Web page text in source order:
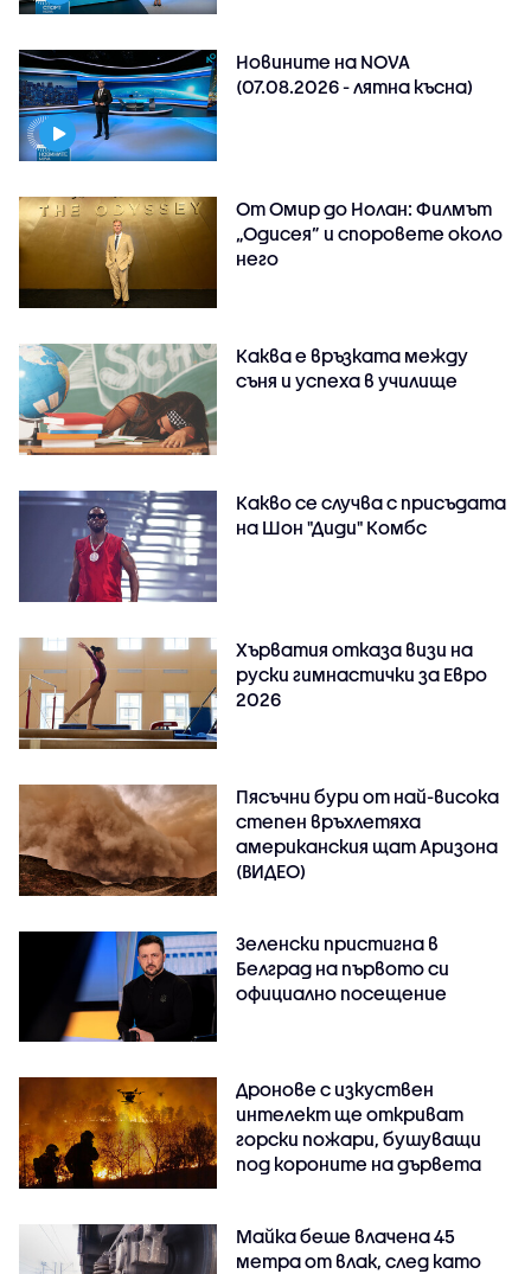
Новините на NOVA
(07.08.2026 - лятна късна)
От Омир до Нолан: Филмът
„Одисея” и споровете около
него
Каква е връзката между
съня и успеха в училище
Какво се случва с присъдата
на Шон "Диди" Комбс
Хърватия отказа визи на
руски гимнастички за Евро
2026
Пясъчни бури от най-висока
степен връхлетяха
американския щат Аризона
(ВИДЕО)
Зеленски пристигна в
Белград на първото си
официално посещение
Дронове с изкуствен
интелект ще откриват
горски пожари, бушуващи
под короните на дървета
Майка беше влачена 45
метра от влак, след като